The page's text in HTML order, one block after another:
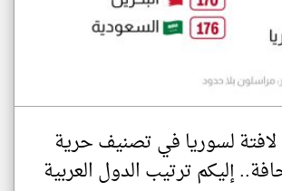
لافتة لسوريا في تصنيف حرية
إليكم ترتيب الدول العربية